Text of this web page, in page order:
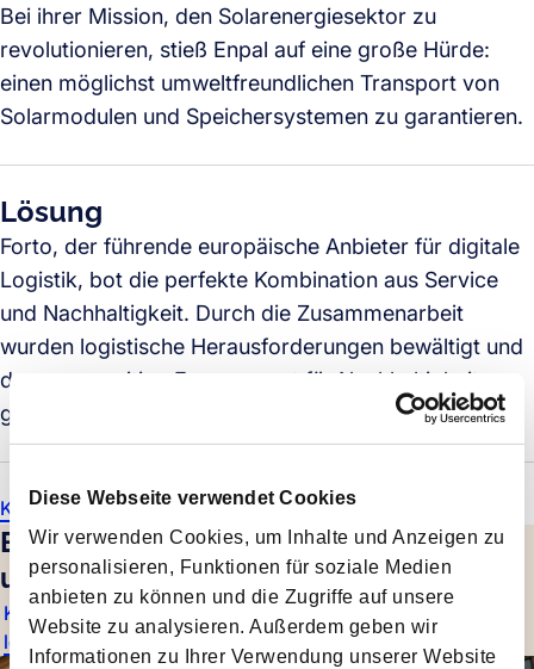
Diese Webseite verwendet Cookies
Wir verwenden Cookies, um Inhalte und Anzeigen zu
personalisieren, Funktionen für soziale Medien
anbieten zu können und die Zugriffe auf unsere
Website zu analysieren. Außerdem geben wir
Informationen zu Ihrer Verwendung unserer Website
Bei ihrer Mission, den Solarenergiesektor zu
revolutionieren, stieß Enpal auf eine große Hürde:
einen möglichst umweltfreundlichen Transport von
Solarmodulen und Speichersystemen zu garantieren.
Lösung
Forto, der führende europäische Anbieter für digitale
Logistik, bot die perfekte Kombination aus Service
und Nachhaltigkeit. Durch die Zusammenarbeit
wurden logistische Herausforderungen bewältigt und
das gegenseitige Engagement für Nachhaltigkeit
gestärkt.
Kundenreferenz lesen
Effizienz und Nachhaltigkeit: Dance
und Forto gestalten Transport neu
Kundenreferenz
lesen